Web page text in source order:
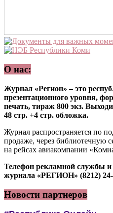
О нас:
Журнал «Регион» – это
презентационного уровня,
печать, тираж 800 экз.
48 стр. +4 стр. обложка.
Журнал распространяется по
продаже, через библиотечную
на рейсах авиакомпании
Телефон рекламной службы
журнала «РЕГИОН» (8212) 24-
Новости партнеров